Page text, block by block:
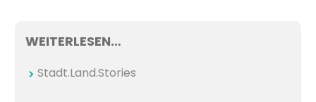
WEITERLESEN…
Stadt.Land.Stories